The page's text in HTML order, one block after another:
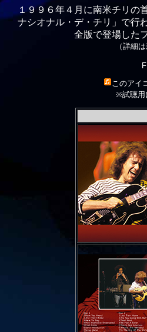
１９９６年４月に南米チリの
ナシオナル・デ・チリ」で行
全版で登場した
（詳細
このアイ
※試聴用